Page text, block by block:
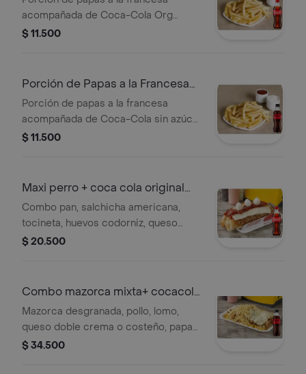
acompañada de Coca-Cola Org
400ml.
$ 11.500
Porción de Papas a la Francesa
+Cocacola S/az 400ml
Porción de papas a la francesa
acompañada de Coca-Cola sin azúcar
de 400 ml.
$ 11.500
Maxi perro + coca cola original
400 ml
Combo pan, salchicha americana,
tocineta, huevos codorniz, queso
crema, salsas tártara, piña, mostaza,
$ 20.500
Combo mazorca mixta+ cocacola
400ml
Mazorca desgranada, pollo, lomo,
queso doble crema o costeño, papa
chif. + gaseosa
$ 34.500